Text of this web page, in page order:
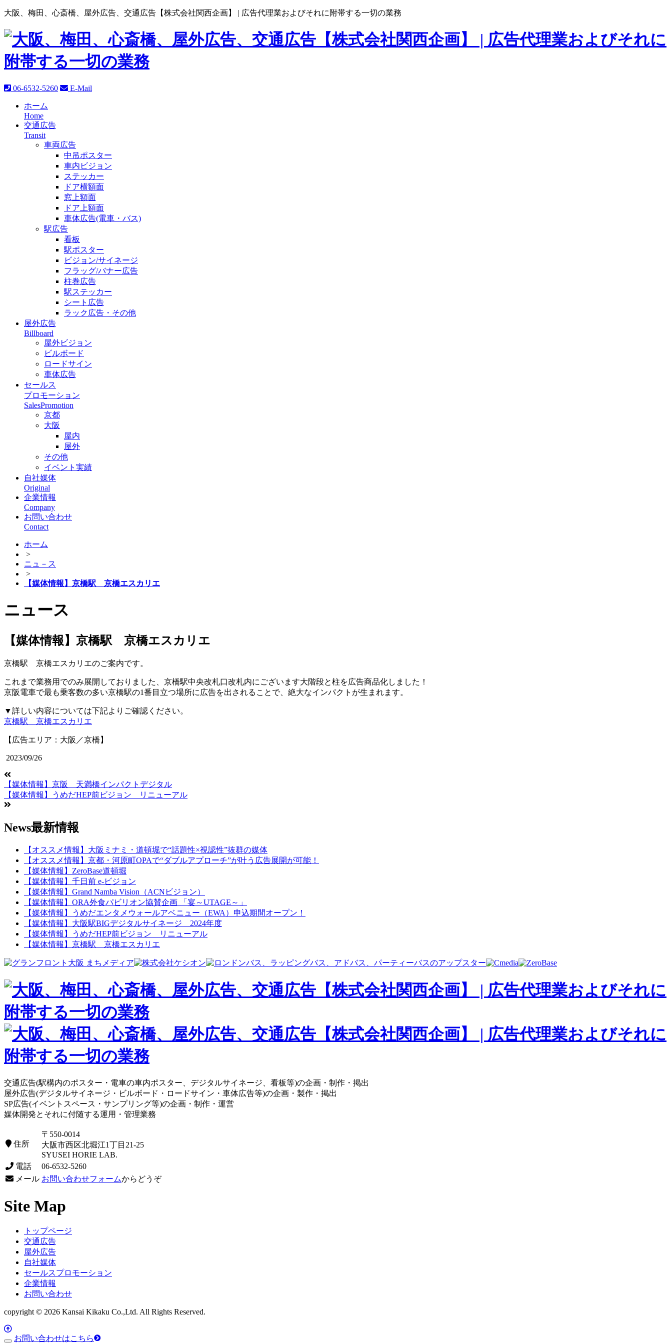
大阪、梅田、心斎橋、屋外広告、交通広告【株式会社関西企画】 | 広告代理業およびそれに附帯する一切の業務
06-6532-5260 E-Mail
ホーム
Home
交通広告
Transit
車両広告
中吊ポスター
車内ビジョン
ステッカー
ドア横額面
窓上額面
ドア上額面
車体広告(電車・バス)
駅広告
看板
駅ポスター
ビジョン/サイネージ
フラッグ/バナー広告
柱巻広告
駅ステッカー
シート広告
ラック広告・その他
屋外広告
Billboard
屋外ビジョン
ビルボード
ロードサイン
車体広告
セールス
プロモーション
SalesPromotion
京都
大阪
屋内
屋外
その他
イベント実績
自社媒体
Original
企業情報
Company
お問い合わせ
Contact
ホーム
>
ニュ－ス
>
【媒体情報】京橋駅 京橋エスカリエ
ニュース
【媒体情報】京橋駅 京橋エスカリエ
京橋駅 京橋エスカリエのご案内です。
これまで業務用でのみ展開しておりました、京橋駅中央改札口改札内にございます大階段と柱を広告商品化しました！
京阪電車で最も乗客数の多い京橋駅の1番目立つ場所に広告を出されることで、絶大なインパクトが生まれます。
▼詳しい内容については下記よりご確認ください。
京橋駅 京橋エスカリエ
【広告エリア：大阪／京橋】
2023/09/26
【媒体情報】京阪 天満橋インパクトデジタル
【媒体情報】うめだHEP前ビジョン リニューアル
News最新情報
【オススメ情報】大阪ミナミ・道頓堀で“話題性×視認性”抜群の媒体
【オススメ情報】京都・河原町OPAで“ダブルアプローチ”が叶う広告展開が可能！
【媒体情報】ZeroBase道頓堀
【媒体情報】千日前 e-ビジョン
【媒体情報】Grand Namba Vision（ACNビジョン）
【媒体情報】ORA外食パビリオン協賛企画 「宴～UTAGE～」
【媒体情報】うめだエンタメウォールアベニュー（EWA）申込期間オープン！
【媒体情報】大阪駅BIGデジタルサイネージ 2024年度
【媒体情報】うめだHEP前ビジョン リニューアル
【媒体情報】京橋駅 京橋エスカリエ
交通広告(駅構内のポスター・電車の車内ポスター、デジタルサイネージ、看板等)の企画・制作・掲出
屋外広告(デジタルサイネージ・ビルボード・ロードサイン・車体広告等)の企画・製作・掲出
SP広告(イベントスペース・サンプリング等)の企画・制作・運営
媒体開発とそれに付随する運用・管理業務
住所
〒550-0014
大阪市西区北堀江1丁目21-25
SYUSEI HORIE LAB.
電話
06-6532-5260
メール お問い合わせフォームからどうぞ
Site Map
トップページ
交通広告
屋外広告
自社媒体
セールスプロモーション
企業情報
お問い合わせ
copyright © 2026 Kansai Kikaku Co.,Ltd. All Rights Reserved.
お問い合わせはこちら